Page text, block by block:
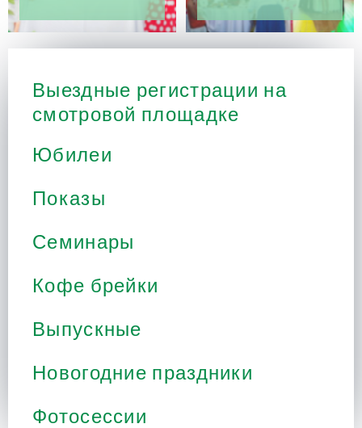
Выездные регистрации на
смотровой площадке
Юбилеи
Показы
Семинары
Кофе брейки
Выпускные
Новогодние праздники
Фотосессии